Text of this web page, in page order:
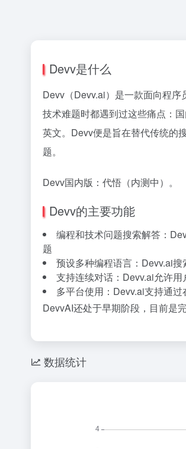
Devv是什么
Devv（Devv.ai）是一款面向程
技术难题时都遇到过这些痛点：
英文。Devv便是旨在替代传统的
题。
Devv国内版：代悟（内测中）。
Devv的主要功能
编程和技术问题搜索解答：
题
预设多种编程语言：Devv.ai
支持连续对话：Devv.ai允许
多平台使用：Devv.ai支持通
DevvAI还处于早期阶段，目前是
数据统计